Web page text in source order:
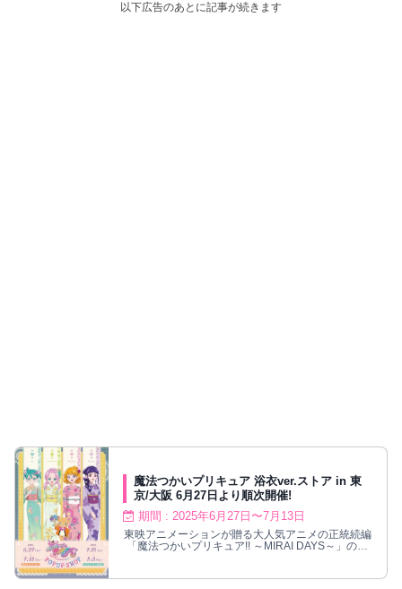
以下広告のあとに記事が続きます
魔法つかいプリキュア 浴衣ver.ストア in 東
京/大阪 6月27日より順次開催!
期間 : 2025年6月27日〜7月13日
東映アニメーションが贈る大人気アニメの正統続編
「魔法つかいプリキュア!! ～MIRAI DAYS～」のポ
開催される。浴衣姿の描き下ろしイラストを使用し